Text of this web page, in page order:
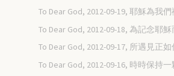
To Dear God, 2012-09-19, 耶穌為我
To Dear God, 2012-09-18, 為記念耶
To Dear God, 2012-09-17, 所遇見正
To Dear God, 2012-09-16, 時時保持